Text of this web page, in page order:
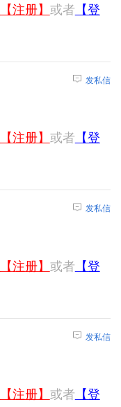
【注册】 或者 【登
发私信
【注册】 或者 【登
发私信
【注册】 或者 【登
发私信
【注册】 或者 【登